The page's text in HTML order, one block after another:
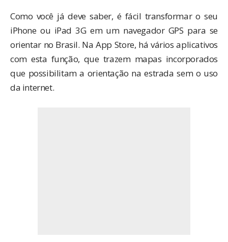
Como você já deve saber, é fácil transformar o seu
iPhone ou iPad 3G em um navegador GPS para se
orientar no Brasil. Na App Store, há vários aplicativos
com esta função, que trazem mapas incorporados
que possibilitam a orientação na estrada sem o uso
da internet.